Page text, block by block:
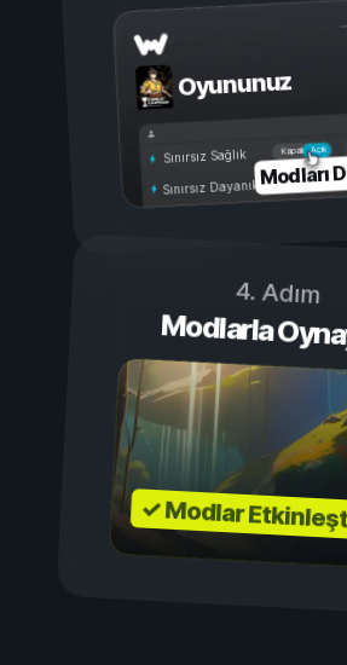
Oyununuz
Açık
Kapalı
Sınırsız Sağlık
Sınırsız DayanıklılıkModları
4. Adım
Modlarla
✓ Modlar